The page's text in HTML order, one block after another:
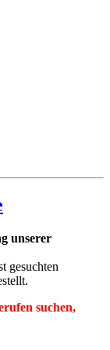
unserer
gesuchten
suchen,